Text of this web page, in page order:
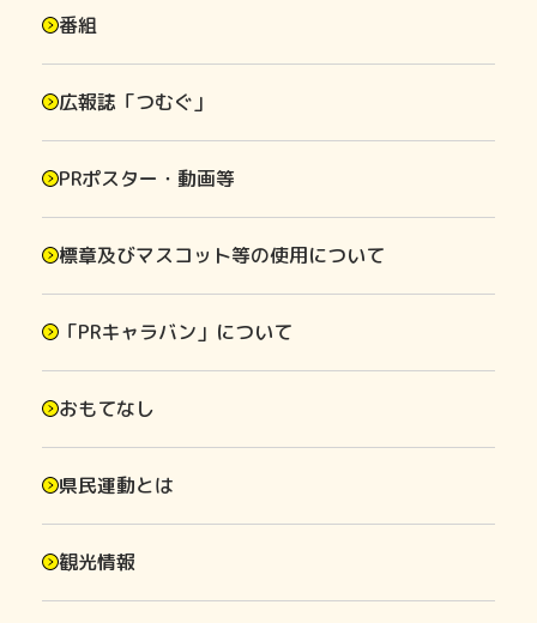
番組
広報誌「つむぐ」
PRポスター・動画等
標章及びマスコット等の使用について
「PRキャラバン」について
おもてなし
県民運動とは
観光情報